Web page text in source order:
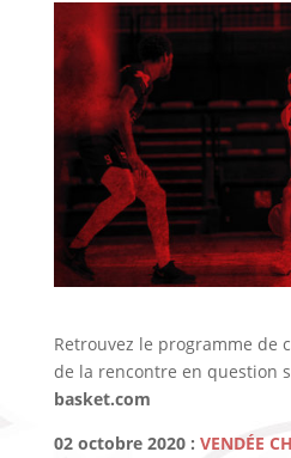
Retrouvez le programme de
de la rencontre en question
basket.com
02 octobre 2020 : VENDÉE